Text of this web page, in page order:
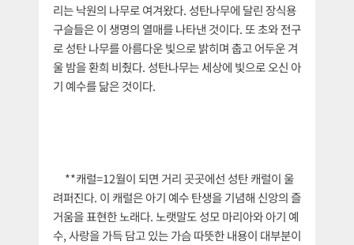
리는 낙원의 나무로 여겨왔다. 성탄나무에 달린 장식용
구슬들은 이 생명의 열매를 나타낸 것이다. 또 초와 전구
로 성탄 나무를 아름다운 빛으로 밝히며 춥고 어두운 겨
울 밤을 환희 비췄다. 성탄나무는 세상에 빛으로 오신 아
기 예수를 닮은 것이다.
**캐럴=12월이 되면 거리 곳곳에선 성탄 캐럴이 울
려퍼진다. 이 캐럴은 아기 예수 탄생을 기념해 신앙의 즐
거움을 표현한 노래다. 노랫말도 성모 마리아와 아기 예
수, 사랑을 가득 담고 있는 가슴 따뜻한 내용이 대부분이